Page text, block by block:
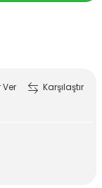
Ver
Karşılaştır